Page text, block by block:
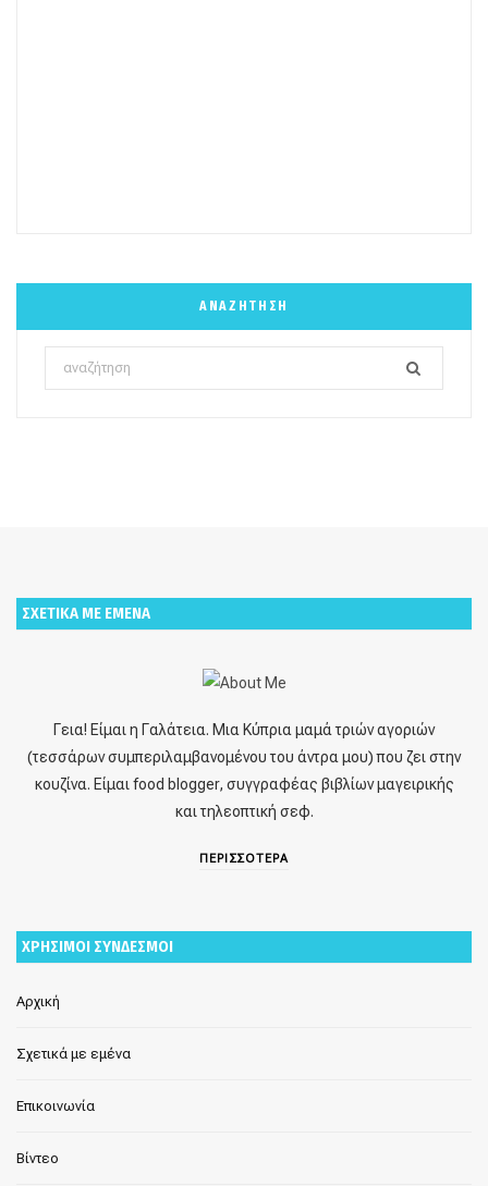
ΑΝΑΖΉΤΗΣΗ
Search
for:
ΣΧΕΤΙΚΑ ΜΕ ΕΜΕΝΑ
Γεια! Είμαι η Γαλάτεια. Μια Κύπρια μαμά τριών αγοριών
(τεσσάρων συμπεριλαμβανομένου του άντρα μου) που ζει στην
κουζίνα. Είμαι food blogger, συγγραφέας βιβλίων μαγειρικής
και τηλεοπτική σεφ.
ΠΕΡΙΣΣΟΤΕΡΑ
ΧΡΗΣΙΜΟΙ ΣΥΝΔΕΣΜΟΙ
Αρχική
Σχετικά με εμένα
Επικοινωνία
Βίντεο